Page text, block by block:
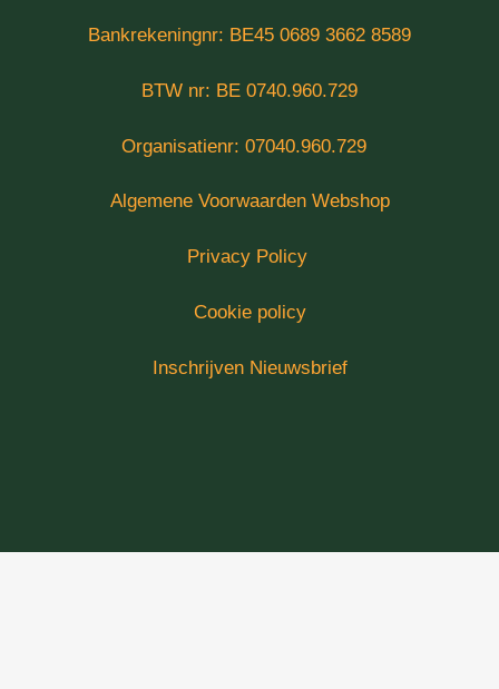
Bankrekeningnr: BE45 0689 3662 8589
BTW nr: BE 0740.960.729
Organisatienr: 07040.960.729
Algemene Voorwaarden Webshop
Privacy Policy
Cookie policy
Inschrijven Nieuwsbrief